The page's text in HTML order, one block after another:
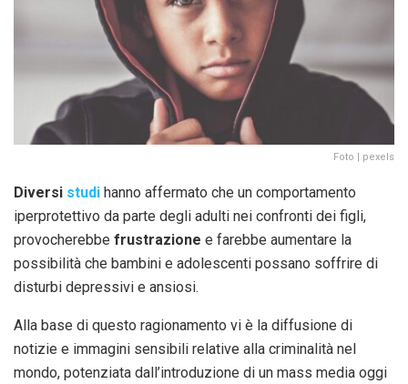
Foto | pexels
Diversi studi hanno affermato che un comportamento
iperprotettivo da parte degli adulti nei confronti dei figli,
provocherebbe frustrazione e farebbe aumentare la
possibilità che bambini e adolescenti possano soffrire di
disturbi depressivi e ansiosi.
Alla base di questo ragionamento vi è la diffusione di
notizie e immagini sensibili relative alla criminalità nel
mondo, potenziata dall’introduzione di un mass media oggi